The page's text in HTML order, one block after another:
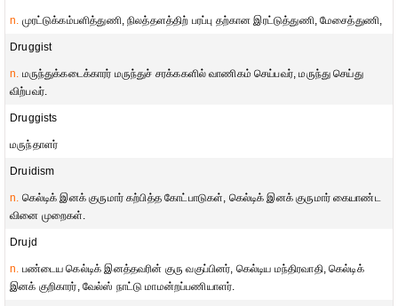
n. முரட்டுக்கம்பளித்துணி, நிலத்தளத்திற் பரப்பு தற்கான இரட்டுத்துணி, மேசைத்துணி,
Druggist
n. மருந்துக்கடைக்காரர் மருந்துச் சரக்ககளில் வாணிகம் செய்பவர், மருந்து செய்து
விற்பவர்.
Druggists
மருந்தாளர்
Druidism
n. கெல்டிக் இனக் குருமார் கற்பித்த கோட்பாடுகள், கெல்டிக் இனக் குருமார் கையாண்ட
வினை முறைகள்.
Drujd
n. பண்டைய கெல்டிக் இனத்தவரின் குரு வகுப்பினர், கெல்டிய மந்திரவாதி, கெல்டிக்
இனக் குறிகாரர், வேல்ஸ் நாட்டு மாமன்றப்பணியாளர்.